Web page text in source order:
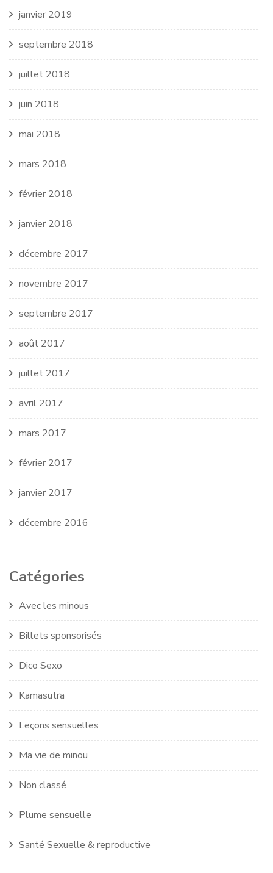
janvier 2019
septembre 2018
juillet 2018
juin 2018
mai 2018
mars 2018
février 2018
janvier 2018
décembre 2017
novembre 2017
septembre 2017
août 2017
juillet 2017
avril 2017
mars 2017
février 2017
janvier 2017
décembre 2016
Catégories
Avec les minous
Billets sponsorisés
Dico Sexo
Kamasutra
Leçons sensuelles
Ma vie de minou
Non classé
Plume sensuelle
Santé Sexuelle & reproductive